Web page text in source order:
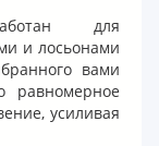
для
и лосьонами
вами
равномерное
усиливая